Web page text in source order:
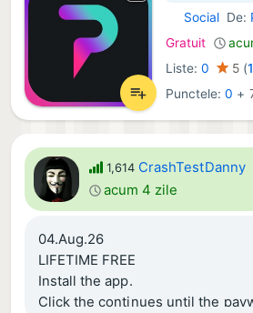
iOS Aplicații:
SocialDe:
Gratuit
Liste: 0 5 (1
Punctele:0 +
1,614 CrashTestDanny
acum 4 zile
04.Aug.26
LIFETIME FREE
Install the app.
Click the continues until the